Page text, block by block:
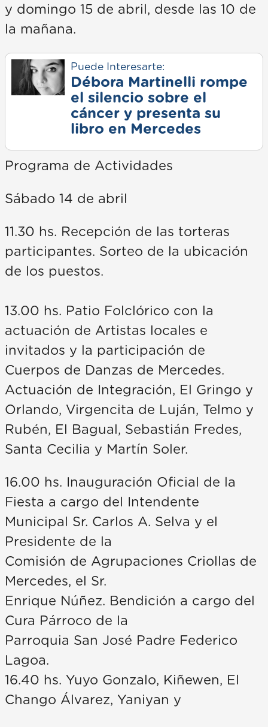
y domingo 15 de abril, desde las 10 de
la mañana.
Puede Interesarte:
Débora Martinelli rompe
el silencio sobre el
cáncer y presenta su
libro en Mercedes
Programa de Actividades
Sábado 14 de abril
11.30 hs. Recepción de las torteras
participantes. Sorteo de la ubicación
de los puestos.
13.00 hs. Patio Folclórico con la
actuación de Artistas locales e
invitados y la participación de
Cuerpos de Danzas de Mercedes.
Actuación de Integración, El Gringo y
Orlando, Virgencita de Luján, Telmo y
Rubén, El Bagual, Sebastián Fredes,
Santa Cecilia y Martín Soler.
16.00 hs. Inauguración Oficial de la
Fiesta a cargo del Intendente
Municipal Sr. Carlos A. Selva y el
Presidente de la
Comisión de Agrupaciones Criollas de
Mercedes, el Sr.
Enrique Núñez. Bendición a cargo del
Cura Párroco de la
Parroquia San José Padre Federico
Lagoa.
16.40 hs. Yuyo Gonzalo, Kiñewen, El
Chango Álvarez, Yaniyan y